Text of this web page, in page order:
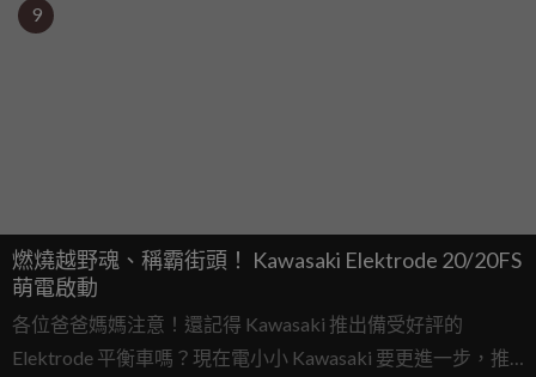
9
燃燒越野魂、稱霸街頭！ Kawasaki Elektrode 20/20FS
萌電啟動
各位爸爸媽媽注意！還記得 Kawasaki 推出備受好評的
Elektrode 平衡車嗎？現在電小小 Kawasaki 要更進一步，推